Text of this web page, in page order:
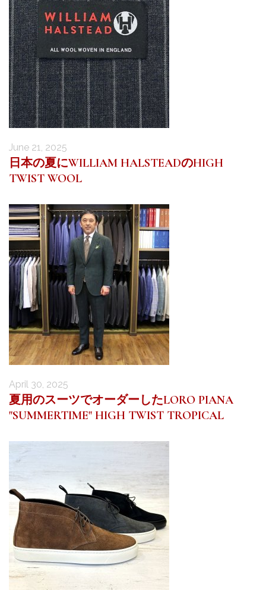
June 21, 2025
日本の夏にWILLIAM HALSTEADのHIGH
TWIST WOOL
April 30, 2025
夏用のスーツでオーダーしたLORO PIANA
"SUMMERTIME" HIGH TWIST TROPICAL